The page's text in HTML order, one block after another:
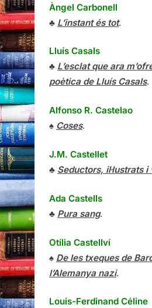
Àngel Carbonell
♣ L’instant és tot.
Lluís Casals
♣ L’esclat que ara
poètica de Lluís Casals.
Alfonso R. Castelao
♠ Coses.
J.M. Castellet
♣ Seductors, il·lustrats
Ada Castells
♣ Pura sang.
Otília Castellví
♠ De les txeques de
l’Alemanya nazi.
Louis-Ferdinand Céline